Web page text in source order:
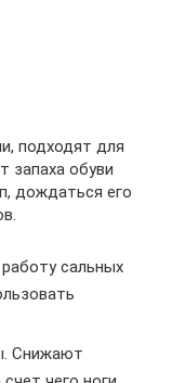
подходят для
запаха обуви
дождаться его
сальных
Снижают